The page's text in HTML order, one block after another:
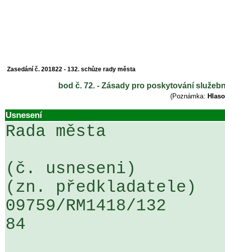
Zasedání č. 201822 - 132. schůze rady města
bod č. 72. - Zásady pro poskytování
(Poznámka:
Usnesení
Rada města
(č. usneseni)
(zn. předkladatele)
09759/RM1418/
84